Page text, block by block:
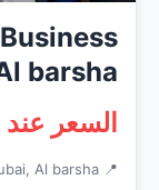
barsha
السعر عند
📍 Dubai, Al barsha